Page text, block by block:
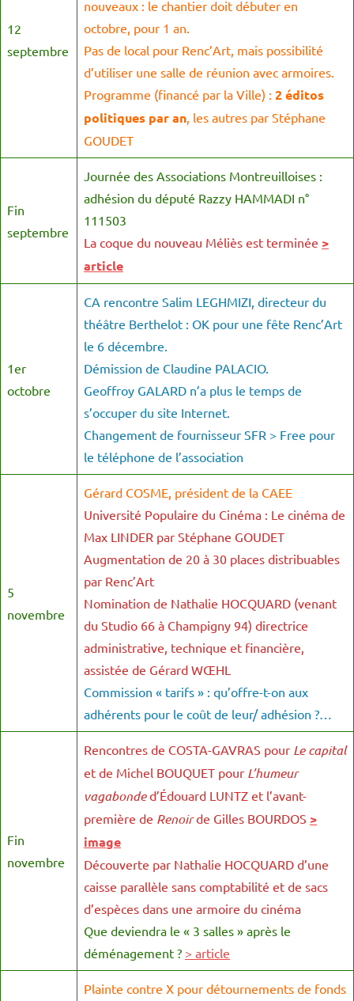
12
septembre
nouveaux : le chantier doit débuter en
octobre, pour 1 an.
Pas de local pour Renc’Art, mais possibilité
d’utiliser une salle de réunion avec armoires.
Programme (financé par la Ville) : 2 éditos
politiques par an , les autres par Stéphane
GOUDET
Fin
septembre
Journée des Associations Montreuilloises :
adhésion du député Razzy HAMMADI n°
111503
La coque du nouveau Méliès est terminée >
article
1er
octobre
CA rencontre Salim LEGHMIZI, directeur du
théâtre Berthelot : OK pour une fête Renc’Art
le 6 décembre.
Démission de Claudine PALACIO.
Geoffroy GALARD n’a plus le temps de
s’occuper du site Internet.
Changement de fournisseur SFR > Free pour
le téléphone de l’association
5
novembre
Gérard COSME, président de la CAEE
Université Populaire du Cinéma : Le cinéma de
Max LINDER par Stéphane GOUDET
Augmentation de 20 à 30 places distribuables
par Renc’Art
Nomination de Nathalie HOCQUARD (venant
du Studio 66 à Champigny 94) directrice
administrative, technique et financière,
assistée de Gérard WŒHL
Commission « tarifs » : qu’offre-t-on aux
adhérents pour le coût de leur/ adhésion ?…
Fin
novembre
Rencontres de COSTA-GAVRAS pour Le capital
et de Michel BOUQUET pour L’humeur
vagabonded’Édouard LUNTZ et l’avant-
première de Renoirde Gilles BOURDOS >
image
Découverte par Nathalie HOCQUARD d’une
caisse parallèle sans comptabilité et de sacs
d’espèces dans une armoire du cinéma
Que deviendra le « 3 salles » après le
déménagement ? > article
Plainte contre X pour détournements de fonds